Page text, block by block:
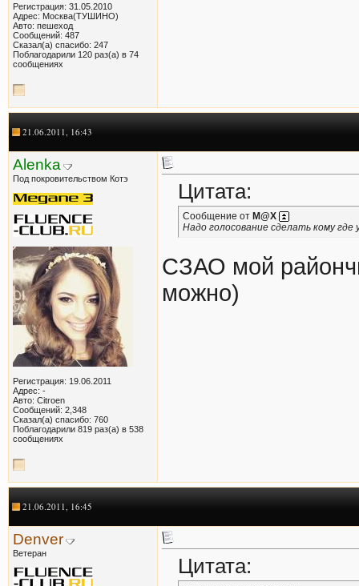
Регистрация: 31.05.2010
Адрес: Москва(ТУШИНО)
Авто: пешеход
Сообщений: 487
Сказал(а) спасибо: 247
Поблагодарили 120 раз(а) в 74
сообщениях
21.06.2011, 16:43
Alenka
Под покровительством Котэ
Регистрация: 19.06.2011
Адрес: -
Авто: Citroen
Сообщений: 2,348
Сказал(а) спасибо: 760
Поблагодарили 819 раз(а) в 538
сообщениях
Цитата:
Сообщение от M@X
Надо голосование сделать кому где
СЗАО мой
можно)
21.06.2011, 16:45
Denver
Ветеран
Цитата: